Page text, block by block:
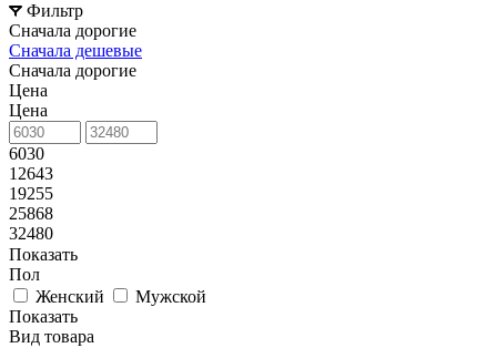
Фильтр
Сначала дорогие
Сначала дешевые
Сначала дорогие
Цена
Цена
6030
12643
19255
25868
32480
Показать
Пол
Женский
Мужской
Показать
Вид товара